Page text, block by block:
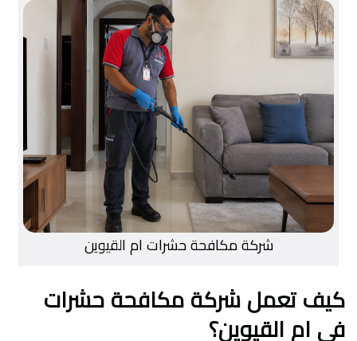
شركة مكافحة حشرات ام القيوين
كيف تعمل شركة مكافحة حشرات
في ام القيوين؟